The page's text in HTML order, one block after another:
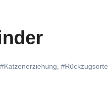
#Katzenerziehung, #Rückzugsorte